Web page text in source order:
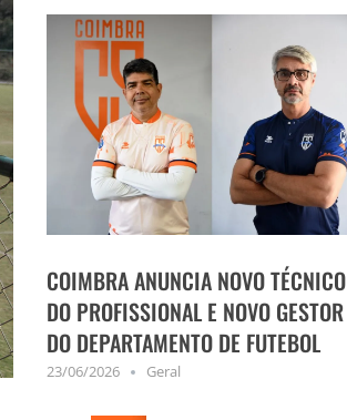
COIMBRA ANUNCIA NOVO TÉCNICO
DO PROFISSIONAL E NOVO GESTOR
DO DEPARTAMENTO DE FUTEBOL
23/06/2026 Geral